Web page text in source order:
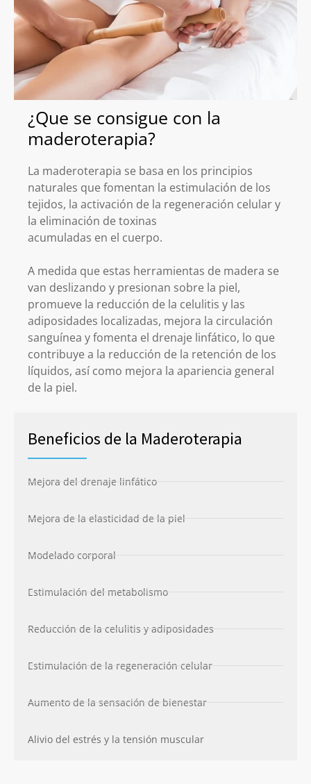
¿Que se consigue con la
maderoterapia?
La maderoterapia se basa en los principios
naturales que fomentan la estimulación de los
tejidos, la activación de la regeneración celular y
la eliminación de toxinas
acumuladas en el cuerpo.
A medida que estas herramientas de madera se
van deslizando y presionan sobre la piel,
promueve la reducción de la celulitis y las
adiposidades localizadas, mejora la circulación
sanguínea y fomenta el drenaje linfático, lo que
contribuye a la reducción de la retención de los
líquidos, así como mejora la apariencia general
de la piel.
Beneficios de la Maderoterapia
Mejora del drenaje linfático
Mejora de la elasticidad de la piel
Modelado corporal
Estimulación del metabolismo
Reducción de la celulitis y adiposidades
Estimulación de la regeneración celular
Aumento de la sensación de bienestar
Alivio del estrés y la tensión muscular